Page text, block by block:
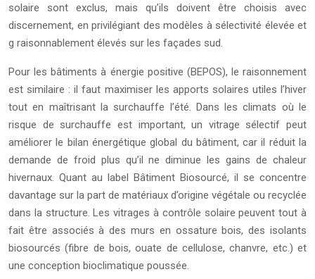
solaire sont exclus, mais qu’ils doivent être choisis avec
discernement, en privilégiant des modèles à sélectivité élevée et
g raisonnablement élevés sur les façades sud.
Pour les bâtiments à énergie positive (BEPOS), le raisonnement
est similaire : il faut maximiser les apports solaires utiles l’hiver
tout en maîtrisant la surchauffe l’été. Dans les climats où le
risque de surchauffe est important, un vitrage sélectif peut
améliorer le bilan énergétique global du bâtiment, car il réduit la
demande de froid plus qu’il ne diminue les gains de chaleur
hivernaux. Quant au label Bâtiment Biosourcé, il se concentre
davantage sur la part de matériaux d’origine végétale ou recyclée
dans la structure. Les vitrages à contrôle solaire peuvent tout à
fait être associés à des murs en ossature bois, des isolants
biosourcés (fibre de bois, ouate de cellulose, chanvre, etc.) et
une conception bioclimatique poussée.